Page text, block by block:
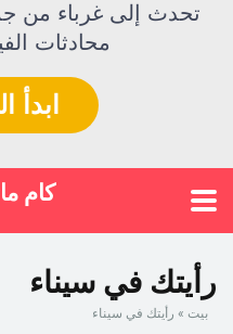
تحدث إلى غرباء من
محادثات
ابدأ
كام
رأيتك في سيناء
بيت » رأيتك في سيناء